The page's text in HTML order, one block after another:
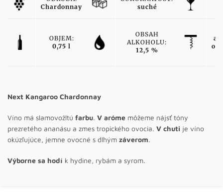
Chardonnay
suché
OBJEM:
0,75 l
OBSAH
ALKOHOLU:
12,5 %
Next Kangaroo Chardonnay
Víno má slamovožltú farbu. V aróme môžeme nájsť tóny
prezretého ananásu a zmes tropického ovocia. V chuti je víno
okúzľujúce, jemne ovocné s dlhým záverom.
Výborne sa hodí k hydine, rybám a syrom.